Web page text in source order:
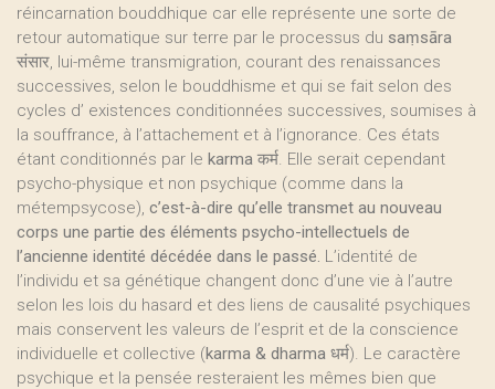
réincarnation bouddhique car elle représente une sorte de
retour automatique sur terre par le processus du saṃsāra
संसार, lui-même transmigration, courant des renaissances
successives, selon le bouddhisme et qui se fait selon des
cycles d’ existences conditionnées successives, soumises à
la souffrance, à l’attachement et à l’ignorance. Ces états
étant conditionnés par le karma कर्म. Elle serait cependant
psycho-physique et non psychique (comme dans la
métempsycose), c’est-à-dire qu’elle transmet au nouveau
corps une partie des éléments psycho-intellectuels de
l’ancienne identité décédée dans le passé. L’identité de
l’individu et sa génétique changent donc d’une vie à l’autre
selon les lois du hasard et des liens de causalité psychiques
mais conservent les valeurs de l’esprit et de la conscience
individuelle et collective (karma & dharma धर्म). Le caractère
psychique et la pensée resteraient les mêmes bien que